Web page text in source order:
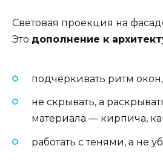
Световая проекция на
Это дополнение к
подчёркивать ритм
не скрывать, а
материала — кирпича,
работать с тенями, а не